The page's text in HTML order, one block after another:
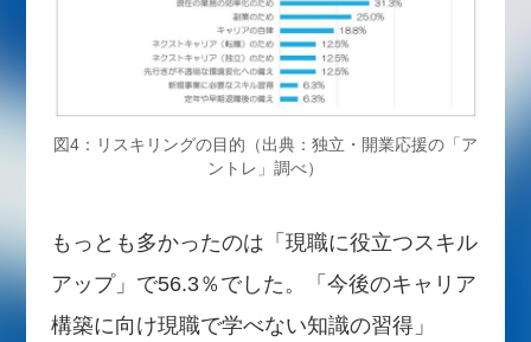
図4：リスキリングの目的（出典：独立・開業応援の「ア
ントレ」調べ）
もっとも多かったのは「現職に役立つスキル
アップ」で56.3％でした。「今後のキャリア
構築に向け現職で学べない知識の習得」